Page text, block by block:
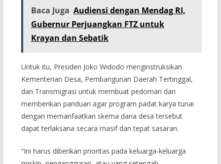
Baca Juga Audiensi dengan Mendag RI,
Gubernur Perjuangkan FTZ untuk
Krayan dan Sebatik
Untuk itu, Presiden Joko Widodo menginstruksikan
Kementerian Desa, Pembangunan Daerah Tertinggal,
dan Transmigrasi untuk membuat pedoman dan
memberikan panduan agar program padat karya tunai
dengan memanfaatkan skema dana desa tersebut
dapat terlaksana secara masif dan tepat sasaran.
“Ini harus diberikan prioritas pada keluarga-keluarga